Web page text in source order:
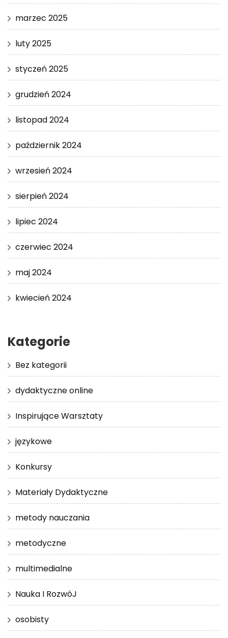
marzec 2025
luty 2025
styczeń 2025
grudzień 2024
listopad 2024
październik 2024
wrzesień 2024
sierpień 2024
lipiec 2024
czerwiec 2024
maj 2024
kwiecień 2024
Kategorie
Bez kategorii
dydaktyczne online
Inspirujące Warsztaty
językowe
Konkursy
Materiały Dydaktyczne
metody nauczania
metodyczne
multimedialne
Nauka I RozwóJ
osobisty